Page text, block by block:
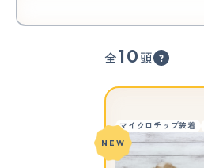
全10 頭
マイクロチップ装着
NEW